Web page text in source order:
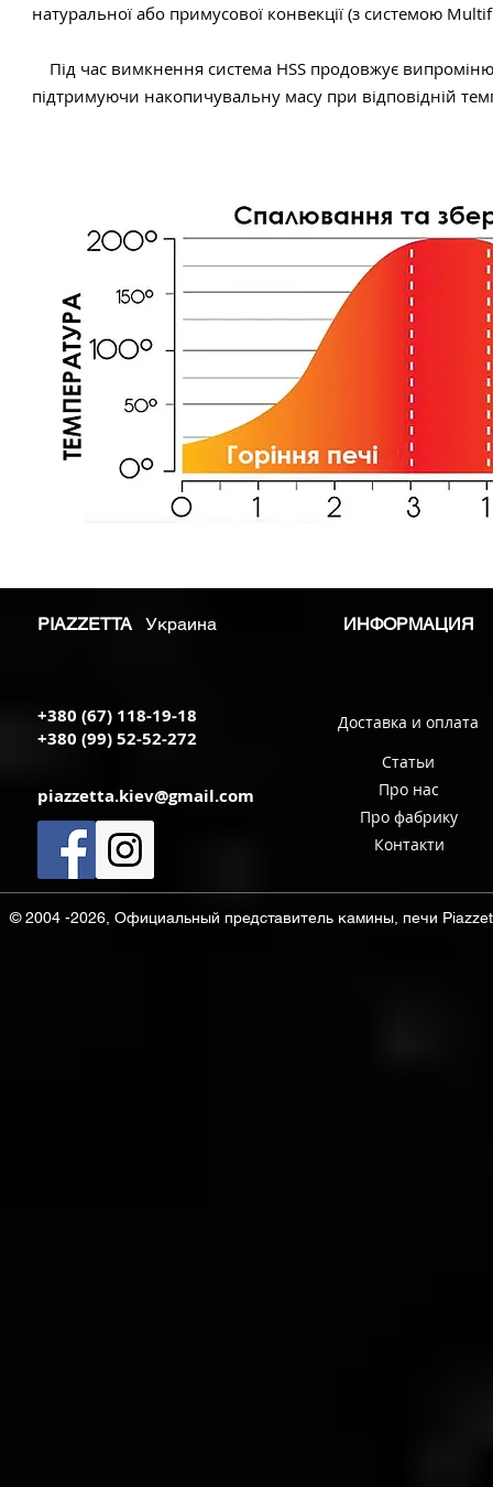
натуральної або примусової конвекції (з системою
Під час вимкнення система HSS продовжує
підтримуючи накопичувальну масу при відповідній
PIAZZETTA Украина ИНФОРМАЦИЯ
+380 (67) 118-19-18
+380 (99) 52-52-272
Доставка и оплата
Статьи
piazzetta.kiev@gmail.com
Про нас
Про фабрику
Контакти
© 2004 -2026, Официальный представитель камины, печи